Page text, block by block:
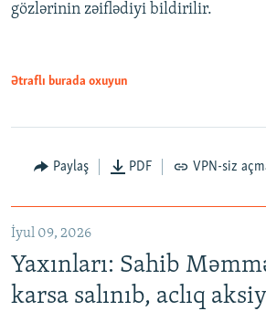
gözlərinin zəiflədiyi bildirilir.
Ətraflı burada oxuyun
Paylaş PDF VPN-siz
İyul 09, 2026
Yaxınları: Sahib
karsa salınıb, aclıq